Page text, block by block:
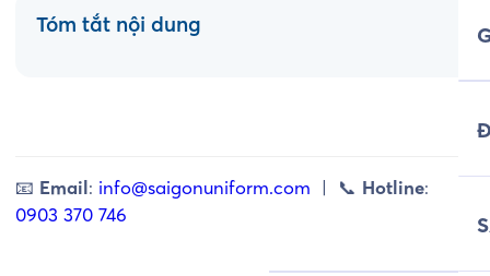
Tóm tắt nội dung
📧 Email: info@saigonuniform.com | 📞 Hotline:
0903 370 746